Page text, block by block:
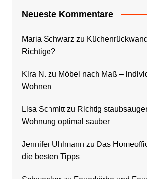
Neueste Kommentare
Maria Schwarz zu
Richtige?
Kira N. zu Möbel nach Maß –
Wohnen
Lisa Schmittzu Richtig
Wohnung optimal sauber
Jennifer Uhlmann zu Das
die besten Tipps